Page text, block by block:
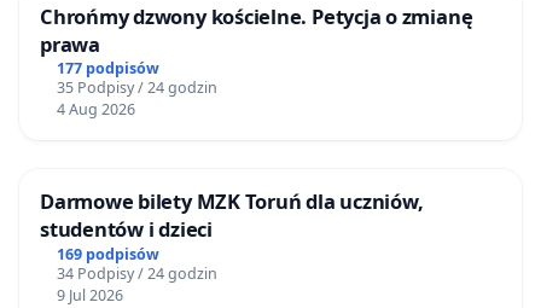
Chrońmy dzwony kościelne. Petycja o zmianę
prawa
177 podpisów
35 Podpisy / 24 godzin
4 Aug 2026
Darmowe bilety MZK Toruń dla uczniów,
studentów i dzieci
169 podpisów
34 Podpisy / 24 godzin
9 Jul 2026